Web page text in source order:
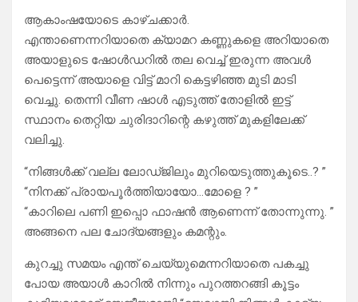
ആകാംഷയോടെ കാഴ്ചക്കാർ.
എന്താണെന്നറിയാതെ ക്യാമറ കണ്ണുകളെ അറിയാതെ
അയാളുടെ ഷോൾഡറിൽ തല വെച്ച് ഇരുന്ന അവൾ
പെട്ടെന്ന് അയാളെ വിട്ട് മാറി കെട്ടഴിഞ്ഞ മുടി മാടി
വെച്ചു. തെന്നി വീണ ഷാൾ എടുത്ത് തോളിൽ ഇട്ട്
സ്ഥാനം തെറ്റിയ ചുരിദാറിന്റെ കഴുത്ത്‌ മുകളിലേക്ക്
വലിച്ചു.
“നിങ്ങൾക്ക് വല്ല ലോഡ്ജിലും മുറിയെടുത്തുകൂടെ..? ”
“നിനക്ക് പ്രായപൂർത്തിയായോ…മോളെ ? ”
“കാറിലെ പണി ഇപ്പൊ ഫാഷൻ ആണെന്ന് തോന്നുന്നു. ”
അങ്ങനെ പല ചോദ്യങ്ങളും കമന്റും.
കുറച്ചു സമയം എന്ത് ചെയ്യുമെന്നറിയാതെ പകച്ചു
പോയ അയാൾ കാറിൽ നിന്നും പുറത്തറങ്ങി കൂട്ടം